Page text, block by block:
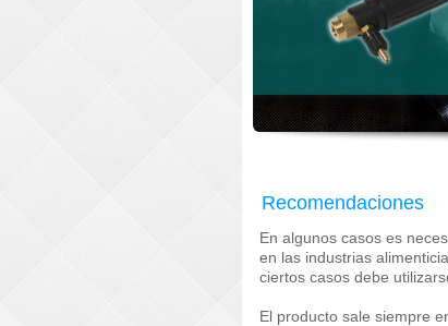
Recomendaciones
En algunos casos es
en las industrias
ciertos casos debe
El producto sale siempre